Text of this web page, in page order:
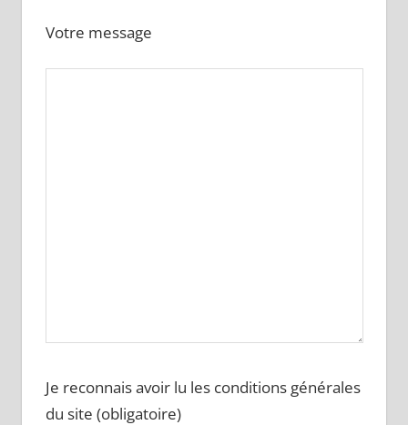
Votre message
Je reconnais avoir lu les conditions générales
du site (obligatoire)